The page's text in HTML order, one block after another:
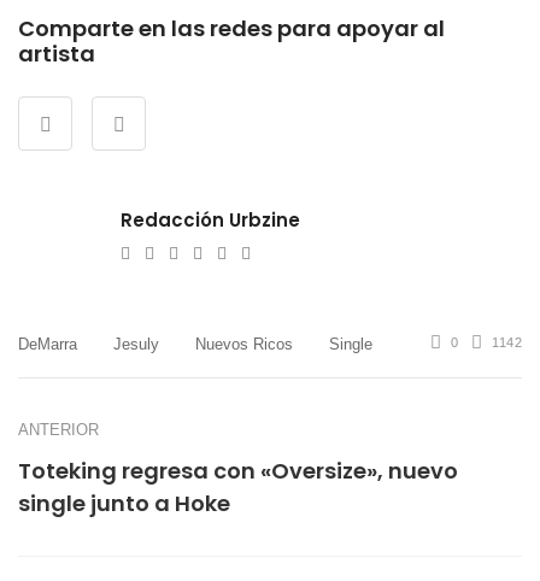
Comparte en las redes para apoyar al
artista
Redacción Urbzine
WebsiteTwitterFacebook
Youtube
DeMarra Jesuly Nuevos Ricos Single 0 1142
ANTERIOR
Toteking regresa con «Oversize», nuevo
single junto a Hoke